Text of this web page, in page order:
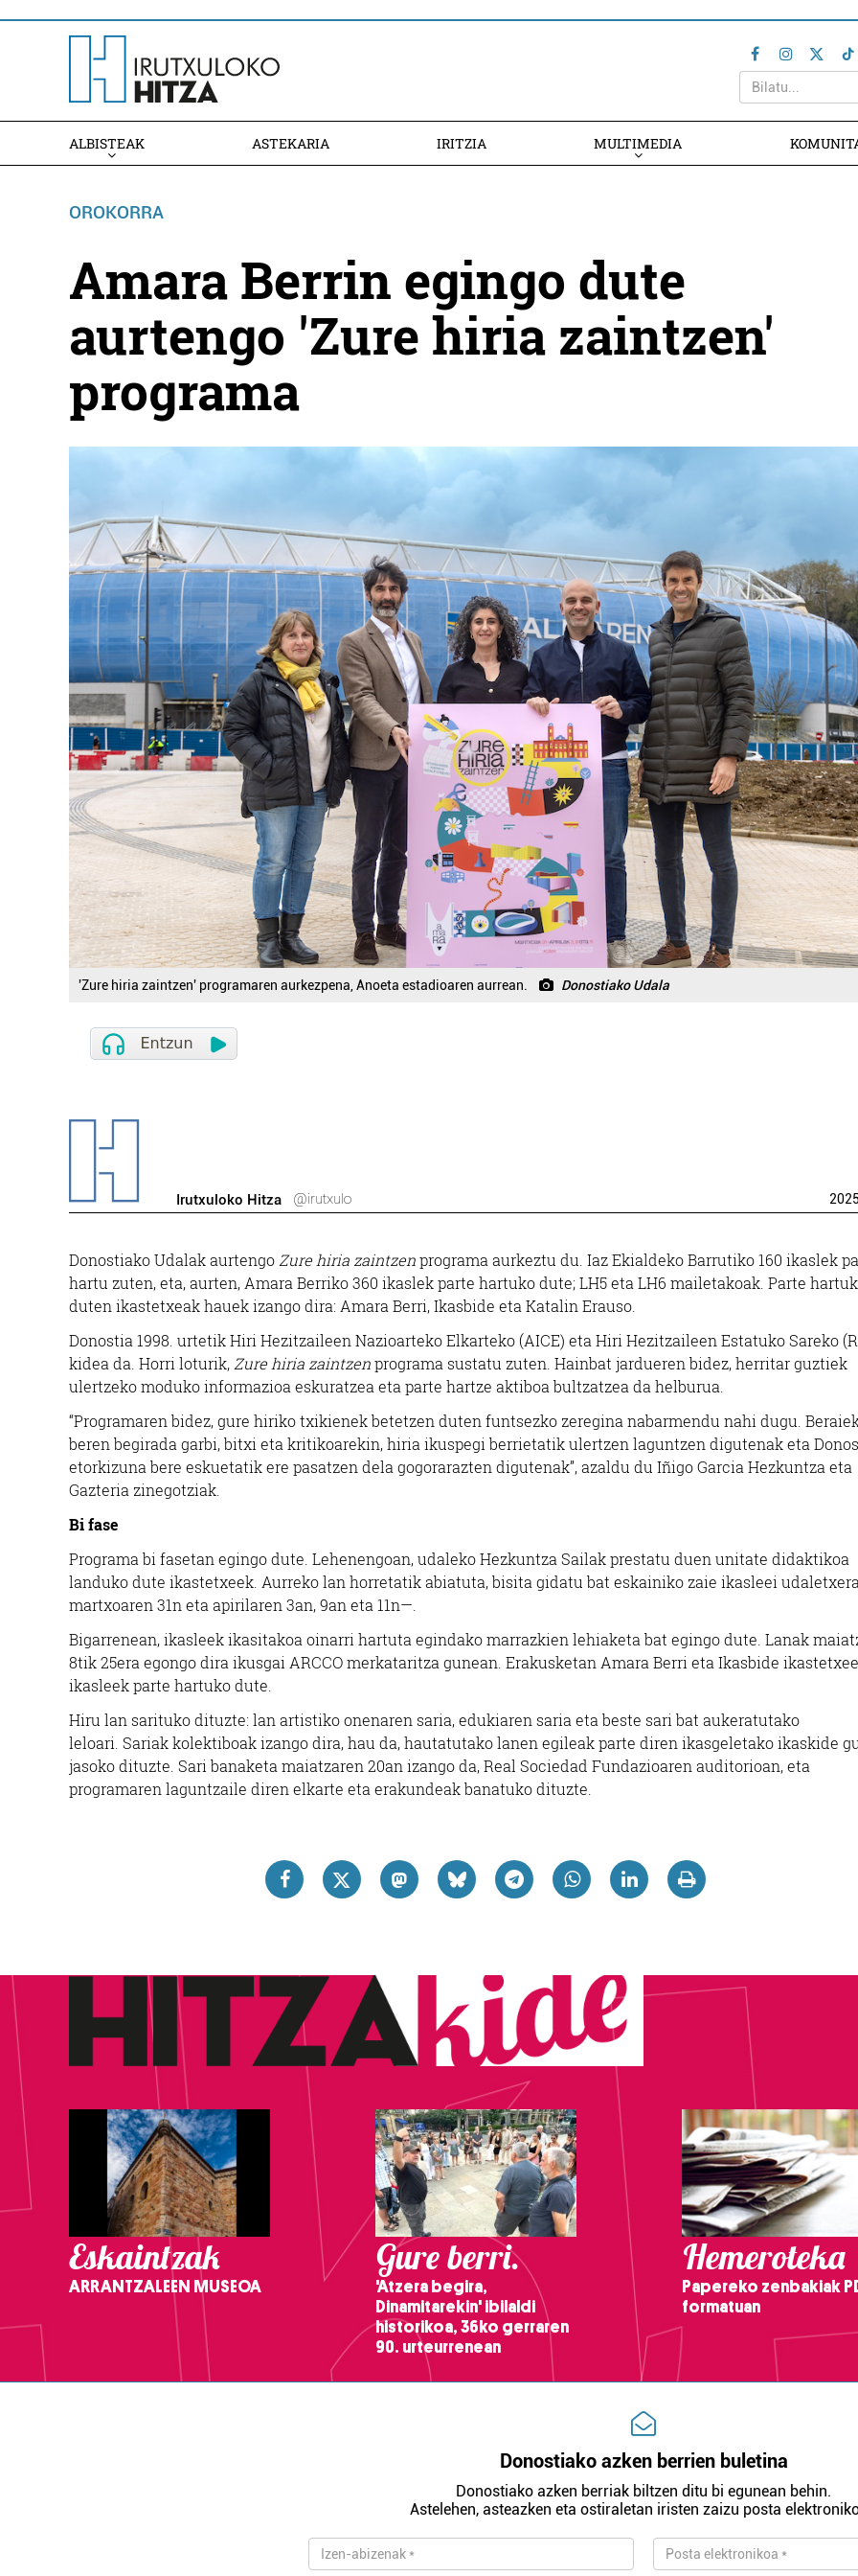
ALBISTEAK ASTEKARIA IRITZIA MULTIMEDIA
OROKORRA
Amara Berrin egingo dute
aurtengo 'Zure hiria zaintzen'
programa
'Zure hiria zaintzen' programaren aurkezpena, Anoeta estadioaren aurrean. Donostiako Udala
Irutxuloko Hitza @irutxulo 2025
Donostiako Udalak aurtengo Zure hiria zaintzenprograma aurkeztu du. Iaz Ekialdeko Barrutiko 160 ikaslek
hartu zuten, eta, aurten, Amara Berriko 360 ikaslek parte hartuko dute; LH5 eta LH6 mailetakoak. Parte
duten ikastetxeak hauek izango dira: Amara Berri, Ikasbide eta Katalin Erauso.
Donostia 1998. urtetik Hiri Hezitzaileen Nazioarteko Elkarteko (AICE) eta Hiri Hezitzaileen Estatuko Sareko
kidea da. Horri loturik, Zure hiria zaintzenprograma sustatu zuten. Hainbat jardueren bidez, herritar guztiek
ulertzeko moduko informazioa eskuratzea eta parte hartze aktiboa bultzatzea da helburua.
“Programaren bidez, gure hiriko txikienek betetzen duten funtsezko zeregina nabarmendu nahi dugu.
beren begirada garbi, bitxi eta kritikoarekin, hiria ikuspegi berrietatik ulertzen laguntzen digutenak eta
etorkizuna bere eskuetatik ere pasatzen dela gogorarazten digutenak”, azaldu du Iñigo Garcia Hezkuntza eta
Gazteria zinegotziak.
Bi fase
Programa bi fasetan egingo dute. Lehenengoan, udaleko Hezkuntza Sailak prestatu duen unitate didaktikoa
landuko dute ikastetxeek. Aurreko lan horretatik abiatuta, bisita gidatu bat eskainiko zaie ikasleei
martxoaren 31n eta apirilaren 3an, 9an eta 11n—.
Bigarrenean, ikasleek ikasitakoa oinarri hartuta egindako marrazkien lehiaketa bat egingo dute. Lanak
8tik 25era egongo dira ikusgai ARCCO merkataritza gunean. Erakusketan Amara Berri eta Ikasbide
ikasleek parte hartuko dute.
Hiru lan sarituko dituzte: lan artistiko onenaren saria, edukiaren saria eta beste sari bat aukeratutako
leloari. Sariak kolektiboak izango dira, hau da, hautatutako lanen egileak parte diren ikasgeletako ikaskide
jasoko dituzte. Sari banaketa maiatzaren 20an izango da, Real Sociedad Fundazioaren auditorioan, eta
programaren laguntzaile diren elkarte eta erakundeak banatuko dituzte.
Eskaintzak
ARRANTZALEEN MUSEOA
Gure berri.
'Atzera begira,
Dinamitarekin' ibilaldi
historikoa, 36ko gerraren
90. urteurrenean
Hemeroteka
Papereko zenbakiak
formatuan
Donostiako azken berrien buletina
Donostiako azken berriak biltzen ditu bi egunean behin.
Astelehen, asteazken eta ostiraletan iristen zaizu posta